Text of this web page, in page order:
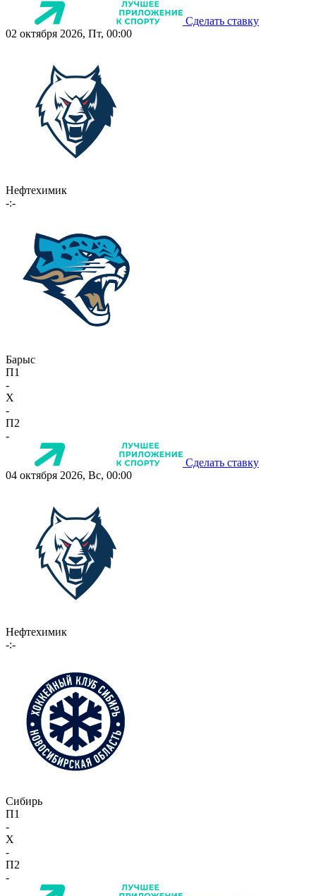
Сделать ставку
02 октября 2026, Пт, 00:00
Нефтехимик
-:-
Барыс
П1
-
X
-
П2
-
Сделать ставку
04 октября 2026, Вс, 00:00
Нефтехимик
-:-
Сибирь
П1
-
X
-
П2
-